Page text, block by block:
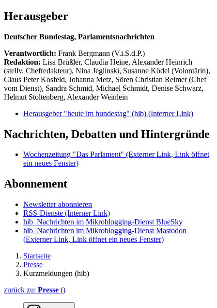
Herausgeber
Deutscher Bundestag, Parlamentsnachrichten
Verantwortlich: Frank Bergmann (V.i.S.d.P.)
Redaktion: Lisa Brüßler, Claudia Heine, Alexander Heinrich
(stellv. Chefredakteur), Nina Jeglinski, Susanne Ködel (Volontärin),
Claus Peter Kosfeld, Johanna Metz, Sören Christian Reimer (Chef
vom Dienst), Sandra Schmid, Michael Schmidt, Denise Schwarz,
Helmut Stoltenberg, Alexander Weinlein
Herausgeber "heute im bundestag" (hib) (Interner Link)
Nachrichten, Debatten und Hintergründe
Wochenzeitung "Das Parlament" (Externer Link, Link öffnet
ein neues Fenster)
Abonnement
Newsletter abonnieren
RSS-Dienste (Interner Link)
hib_Nachrichten im Mikroblogging-Dienst BlueSky
hib_Nachrichten im Mikroblogging-Dienst Mastodon
(Externer Link, Link öffnet ein neues Fenster)
Startseite
Presse
Kurzmeldungen (hib)
zurück zu: Presse ()